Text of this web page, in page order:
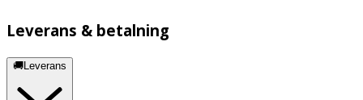
Leverans & betalning
🚚Leverans